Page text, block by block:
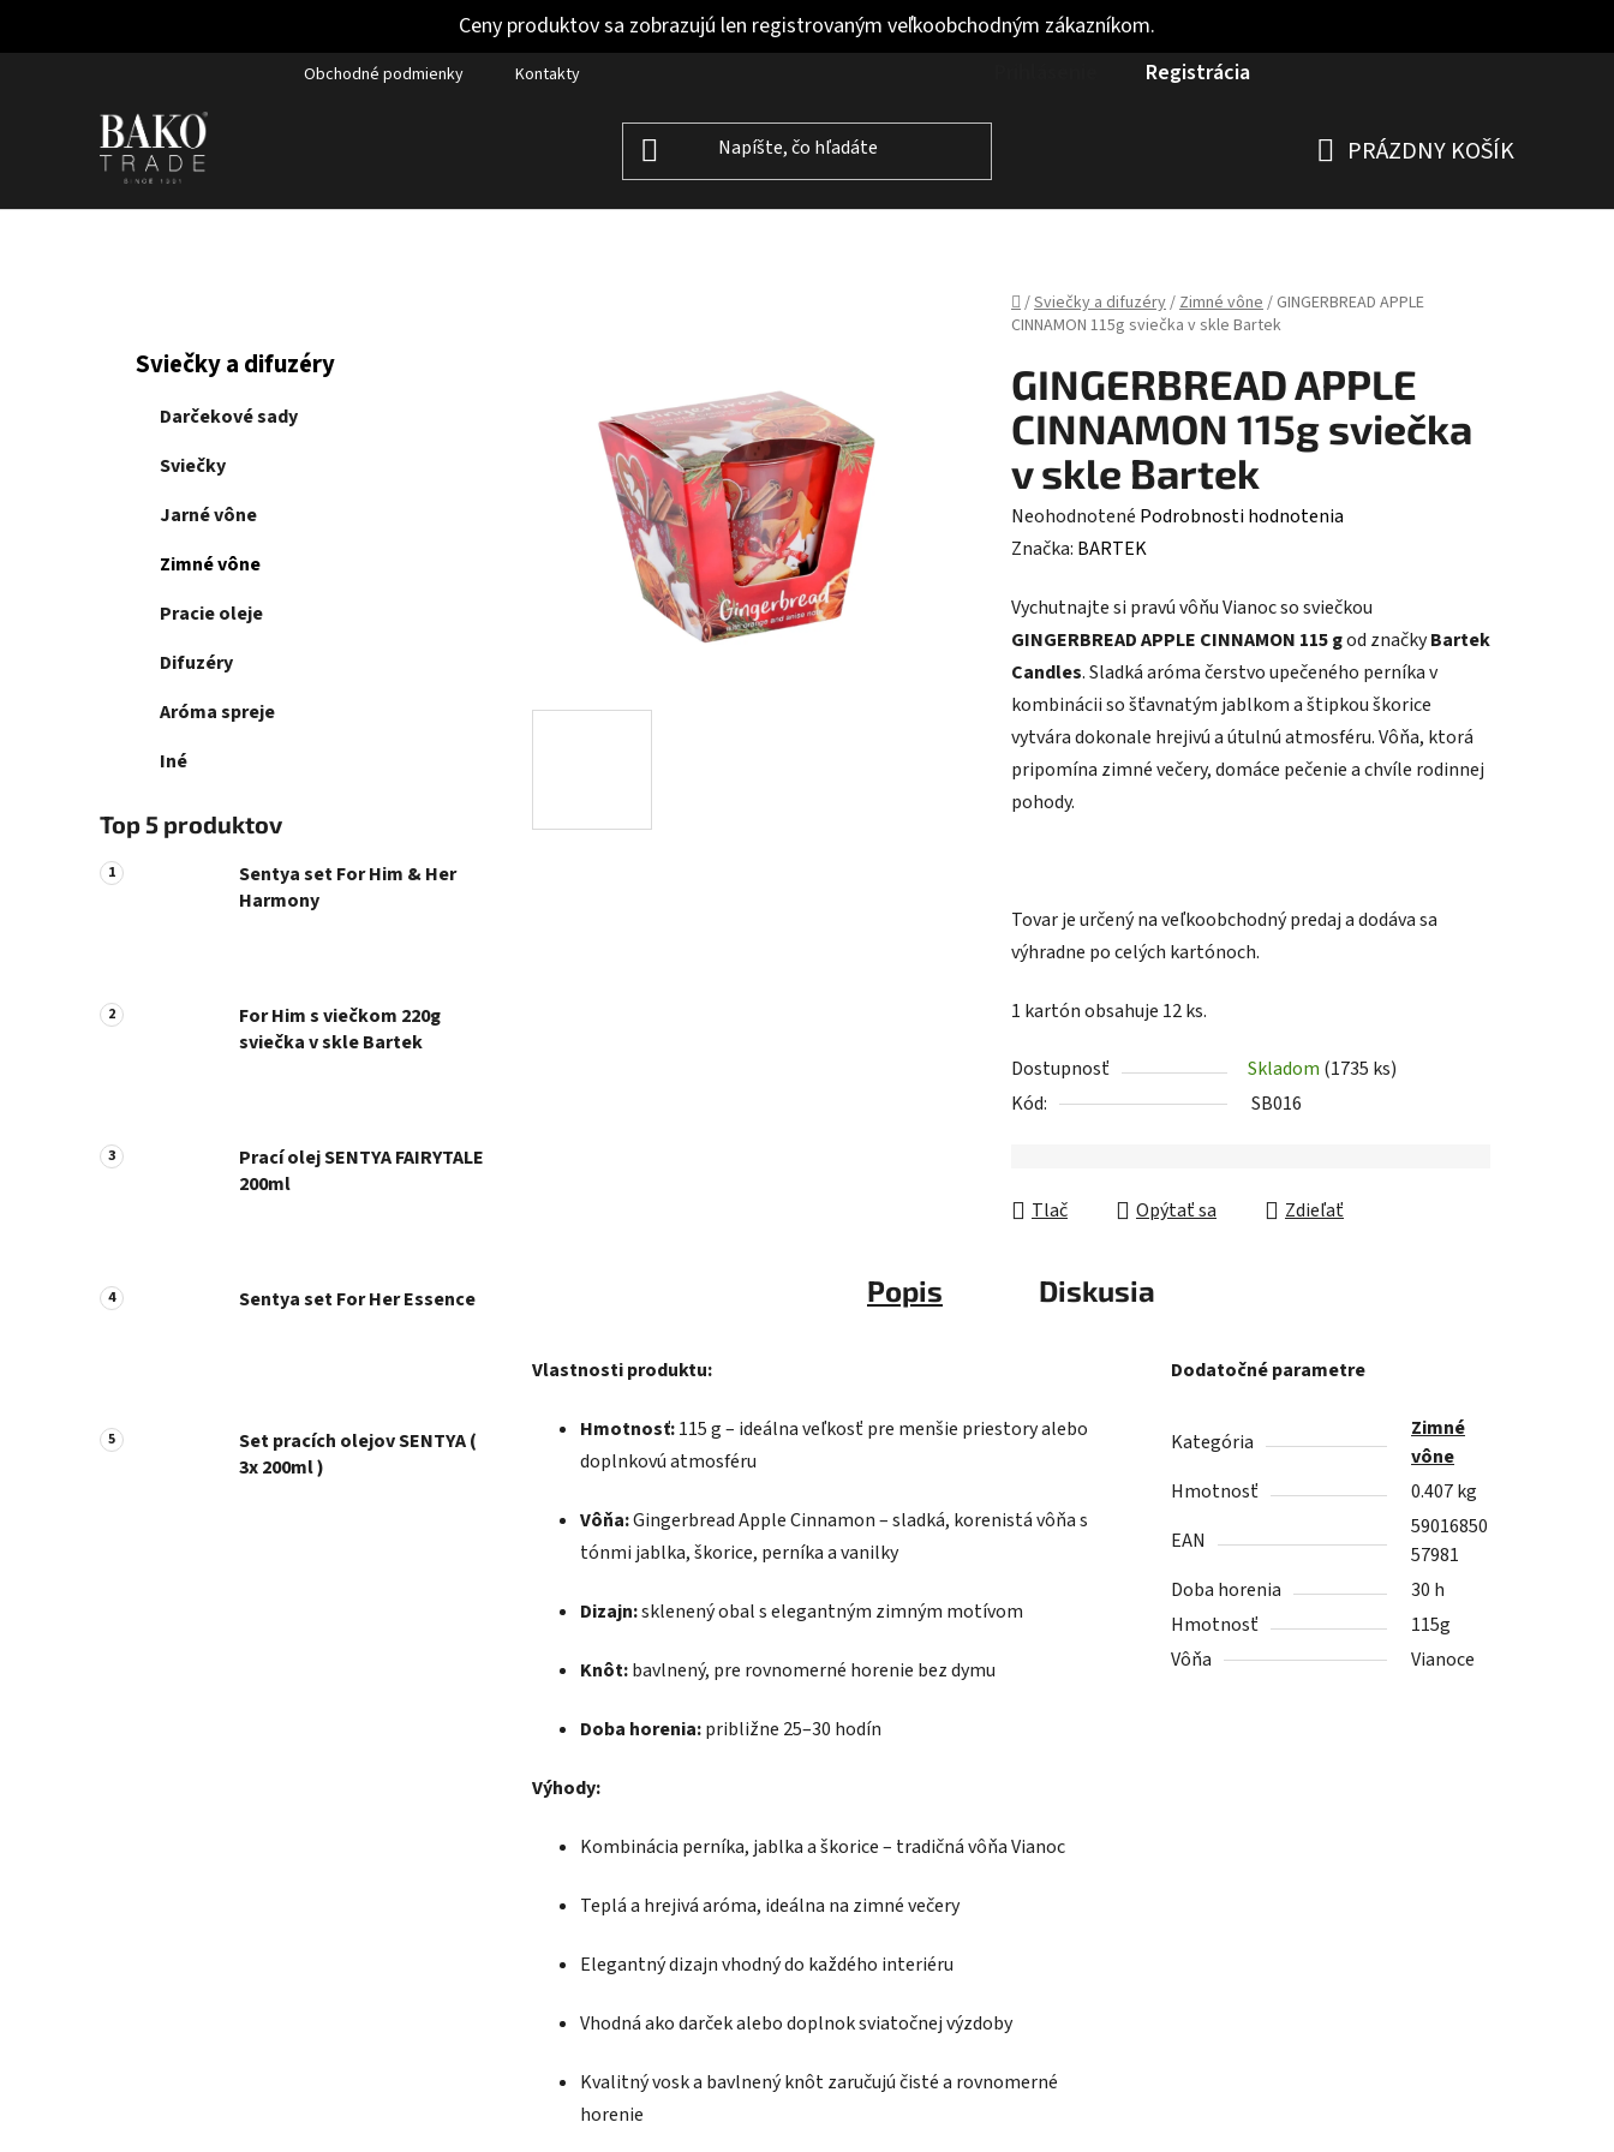
Ceny produktov sa zobrazujú len registrovaným veľkoobchodným zákazníkom.
Obchodné podmienky Kontakty Registrácia
PRÁZDNY KOŠÍK
Domov
/Sviečky a difuzéry/Zimné vône/ GINGERBREAD APPLE
CINNAMON 115g sviečka v skle Bartek
Preskočiť
kategórie
Sviečky a difuzéry
Darčekové sady
Sviečky
Jarné vône
Zimné vône
Pracie oleje
Difuzéry
Aróma spreje
Iné
Top 5 produktov
Sentya set For Him & Her
Harmony
For Him s viečkom 220g
sviečka v skle Bartek
Prací olej SENTYA FAIRYTALE
200ml
Sentya set For Her Essence
Set pracích olejov SENTYA (
3x 200ml )
GINGERBREAD APPLE
CINNAMON 115g sviečka
v skle Bartek
Priemerné
hodnotenie
je
0,0
z
5
hviezdičiek.
Neohodnotené Podrobnosti hodnotenia
Značka: BARTEK
Vychutnajte si pravú vôňu Vianoc so sviečkou
GINGERBREAD APPLE CINNAMON 115 god značkyBartek
Candles. Sladká aróma čerstvo upečeného perníka v
kombinácii so šťavnatým jablkom a štipkou škorice
vytvára dokonale hrejivú a útulnú atmosféru. Vôňa, ktorá
pripomína zimné večery, domáce pečenie a chvíle rodinnej
pohody.
Tovar je určený na veľkoobchodný predaj a dodáva sa
výhradne po celých kartónoch.
1 kartón obsahuje 12 ks.
Dostupnosť Skladom (1735 ks)
Kód:
SB016
Tlač Opýtať sa Zdieľať
Popis Diskusia
Vlastnosti produktu:
Hmotnosť:115 g – ideálna veľkosť pre menšie priestory alebo
doplnkovú atmosféru
Vôňa:Gingerbread Apple Cinnamon – sladká, korenistá vôňa s
tónmi jablka, škorice, perníka a vanilky
Dizajn:sklenený obal s elegantným zimným motívom
Knôt:bavlnený, pre rovnomerné horenie bez dymu
Doba horenia:približne 25–30 hodín
Výhody:
Kombinácia perníka, jablka a škorice – tradičná vôňa Vianoc
Teplá a hrejivá aróma, ideálna na zimné večery
Elegantný dizajn vhodný do každého interiéru
Vhodná ako darček alebo doplnok sviatočnej výzdoby
Kvalitný vosk a bavlnený knôt zaručujú čisté a rovnomerné
horenie
Dodatočné parametre
Kategória
Zimné
vône
Hmotnosť
0.407 kg
EAN
59016850
57981
Doba horenia
30 h
Hmotnosť
115g
Vôňa
Vianoce